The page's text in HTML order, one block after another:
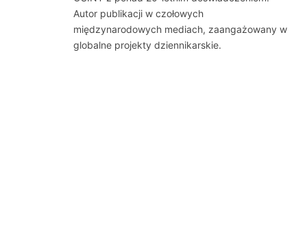
Autor publikacji w czołowych
międzynarodowych mediach, zaangażowany w
globalne projekty dziennikarskie.